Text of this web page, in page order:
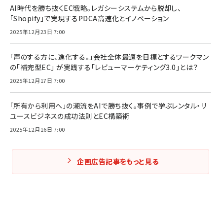
AI時代を勝ち抜くEC戦略。レガシーシステムから脱却し、
「Shopify」で実現するPDCA高速化とイノベーション
2025年12月23日 7:00
「声のする方に、進化する。」会社全体最適を目標とするワークマン
の「補完型EC」 が実践する「レビューマーケティング3.0」とは？
2025年12月17日 7:00
「所有から利用へ」の潮流をAIで勝ち抜く。事例で学ぶレンタル・リ
ユースビジネスの成功法則とEC構築術
2025年12月16日 7:00
企画広告記事をもっと見る